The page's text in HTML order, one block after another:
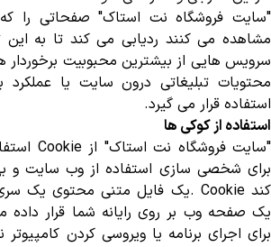
"سایت فروشگاه نت استاک" صفحاتی را که
مشاهده می کنند ردیابی می کند تا به این
سرویس هایی از بیشترین محبوبیت برخوردار
محتویات تبلیغاتی درون سایت یا
استفاده قرار می گیرد.
استفاده از کوکی ها
"سایت فروشگاه نت استاک" از Cookie
برای شخصی سازی استفاده از وب سایت و
کند. Cookieیک فایل متنی محتوی یک
یک صفحه وب بر روی رایانه شما قرار داده
برای اجرای برنامه یا ویروسی کردن